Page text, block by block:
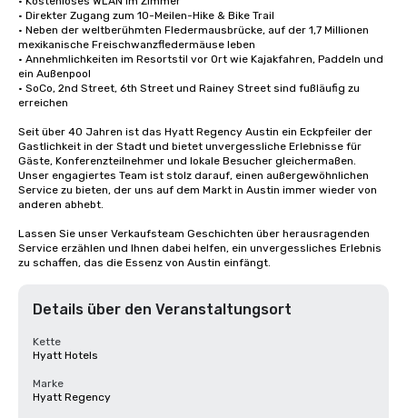
• Direkter Zugang zum 10-Meilen-Hike & Bike Trail
• Neben der weltberühmten Fledermausbrücke, auf der 1,7 Millionen
mexikanische Freischwanzfledermäuse leben
• Annehmlichkeiten im Resortstil vor Ort wie Kajakfahren, Paddeln und
ein Außenpool
• SoCo, 2nd Street, 6th Street und Rainey Street sind fußläufig zu
erreichen
Seit über 40 Jahren ist das Hyatt Regency Austin ein Eckpfeiler der
Gastlichkeit in der Stadt und bietet unvergessliche Erlebnisse für
Gäste, Konferenzteilnehmer und lokale Besucher gleichermaßen.
Unser engagiertes Team ist stolz darauf, einen außergewöhnlichen
Service zu bieten, der uns auf dem Markt in Austin immer wieder von
anderen abhebt.
Lassen Sie unser Verkaufsteam Geschichten über herausragenden
Service erzählen und Ihnen dabei helfen, ein unvergessliches Erlebnis
zu schaffen, das die Essenz von Austin einfängt.
Details über den Veranstaltungsort
Kette
Hyatt Hotels
Marke
Hyatt Regency